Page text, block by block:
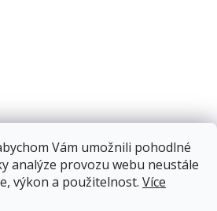
Vám umožnili pohodlné
analýze provozu webu neustále
výkon a použitelnost. Více
13.8.2026